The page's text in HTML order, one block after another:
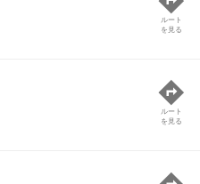
ルート
を見る
ルート
を見る